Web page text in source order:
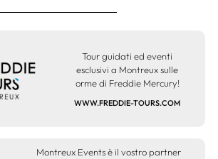
WWW.FREDDIE-TOURS.COM
Tour guidati ed eventi
esclusivi a Montreux sulle
orme di Freddie Mercury!
Montreux Events è il vostro partner